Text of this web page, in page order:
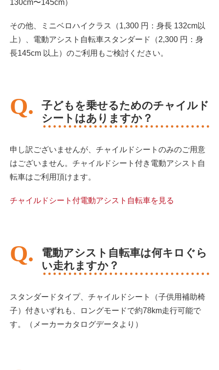
130cm〜145cm）
その他、ミニベロハイクラス（1,300 円：身長 132cm以
上）、電動アシスト自転車スタンダード（2,300 円：身
長145cm 以上）のご利用もご検討ください。
子どもを乗せるためのチャイルド
シートはありますか？
申し訳ございませんが、チャイルドシートのみのご用意
はございません。チャイルドシート付き電動アシスト自
転車はご利用頂けます。
チャイルドシート付電動アシスト自転車を見る
電動アシスト自転車は何キロぐら
い走れますか？
スタンダードタイプ、チャイルドシート（子供用補助椅
子）付きいずれも、ロングモードで約78km走行可能で
す。（メーカーカタログデータより）